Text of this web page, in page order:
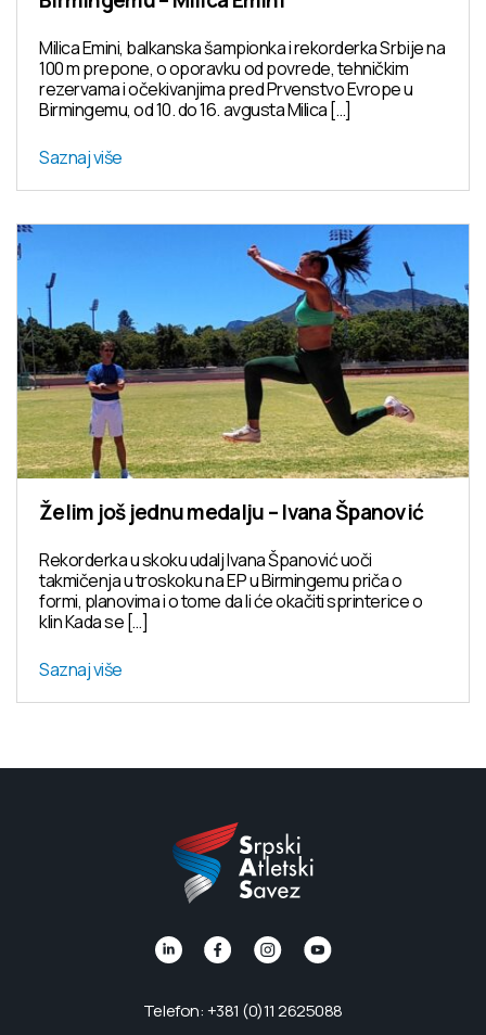
Milica Emini, balkanska šampionka i rekorderka Srbije na
100 m prepone, o oporavku od povrede, tehničkim
rezervama i očekivanjima pred Prvenstvo Evrope u
Birmingemu, od 10. do 16. avgusta Milica […]
Saznaj više
Želim još jednu medalju – Ivana Španović
Rekorderka u skoku udalj Ivana Španović uoči
takmičenja u troskoku na EP u Birmingemu priča o
formi, planovima i o tome da li će okačiti sprinterice o
klin Kada se […]
Saznaj više
Telefon: +381 (0)11 2625088